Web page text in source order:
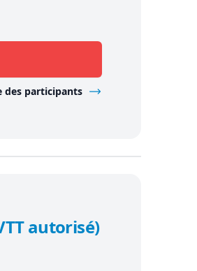
des participants
autorisé)